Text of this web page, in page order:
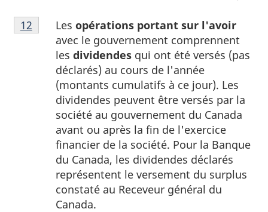
Note
12
Les opérations portant sur l'avoir
avec le gouvernement comprennent
les dividendesqui ont été versés (pas
déclarés) au cours de l'année
(montants cumulatifs à ce jour). Les
dividendes peuvent être versés par la
société au gouvernement du Canada
avant ou après la fin de l'exercice
financier de la société. Pour la Banque
du Canada, les dividendes déclarés
représentent le versement du surplus
constaté au Receveur général du
Canada.
Retour à la référence de la note
12 du tableau 1